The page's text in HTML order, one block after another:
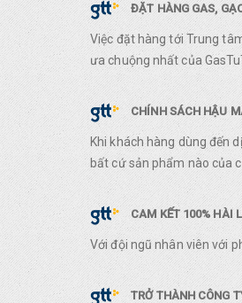
ĐẶT HÀNG GAS,
Việc đặt hàng tới Trung
ưa chuộng nhất của
CHÍNH SÁCH HẬU
Khi khách hàng dùng đến
bất cứ sản phẩm nào của
CAM KẾT 100% HÀI
Với đội ngũ nhân viên với
TRỞ THÀNH CÔNG